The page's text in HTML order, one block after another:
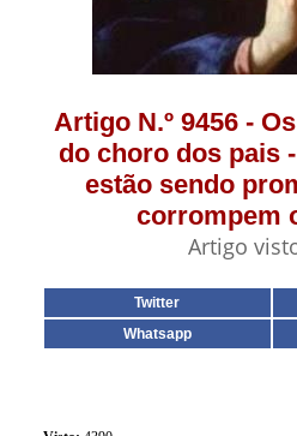
Artigo N.º 9456 -
do choro dos pais
estão sendo
corrompem
Artigo
Twitter
Whatsapp